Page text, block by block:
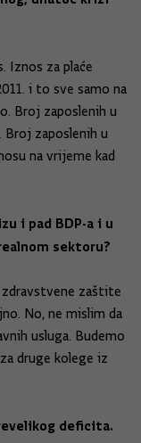
Iznos za plaće
i to sve samo na
Broj zaposlenih u
zaposlenih u
na vrijeme kad
i pad BDP-a i u
sektoru?
zaštite
No, ne mislim da
usluga. Budemo
druge kolege iz
deficita.